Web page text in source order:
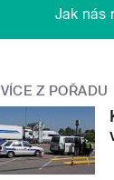
Jak nás
VÍCE Z POŘADU